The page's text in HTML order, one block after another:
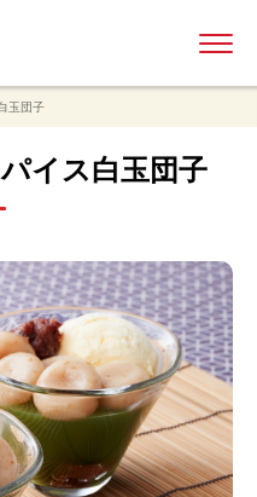
玉団子
イス白玉団子